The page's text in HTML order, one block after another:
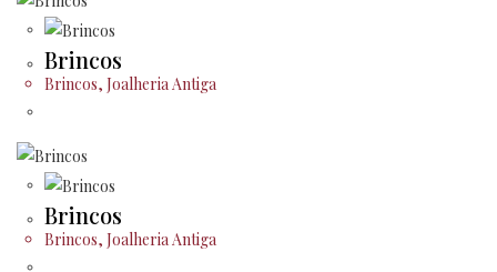
Brincos
Brincos, Joalheria Antiga
Brincos
Brincos, Joalheria Antiga